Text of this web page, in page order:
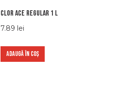
Clor Ace Regular 1 L
7.89 lei
ADAUGĂ ÎN COȘ